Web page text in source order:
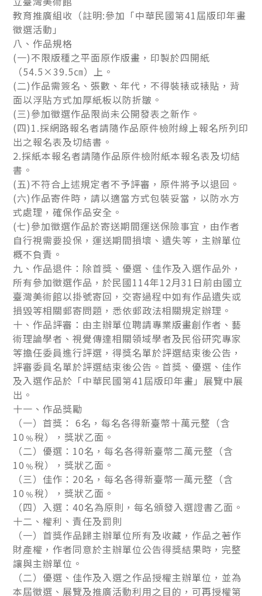
教育推廣組收（註明:參加「中華民國第41屆版印年畫
徵選活動」
八、作品規格
(一)不限版種之平面原作版畫，印製於四開紙
（54.5×39.5㎝）上。
(二)作品需簽名、張數、年代，不得裝裱或裱貼，背
面以浮貼方式加厚紙板以防折皺。
(三)參加徵選作品限尚未公開發表之新作。
(四)1.採網路報名者請隨作品原件檢附線上報名所列印
出之報名表及切結書。
2.採紙本報名者請隨作品原件檢附紙本報名表及切結
書。
(五)不符合上述規定者不予評審，原件將予以退回。
(六)作品寄件時，請以適當方式包裝妥當，以防水方
式處理，確保作品安全。
(七)參加徵選作品於寄送期間運送保險事宜，由作者
自行視需要投保，運送期間損壞、遺失等，主辦單位
概不負責。
九、作品退件：除首獎、優選、佳作及入選作品外，
所有參加徵選作品，於民國114年12月31日前由國立
臺灣美術館以掛號寄回，交寄過程中如有作品遺失或
損毀等相關郵寄問題，悉依郵政法相關規定辦理。
十、作品評審：由主辦單位聘請專業版畫創作者、藝
術理論學者、視覺傳達相關領域學者及民俗研究專家
等擔任委員進行評選，得獎名單於評選結束後公告，
評審委員名單於評選結束後公告。首獎、優選、佳作
及入選作品於「中華民國第41屆版印年畫」展覽中展
出。
十一、作品獎勵
（一）首獎： 6名，每名各得新臺幣十萬元整（含
10﹪稅），獎狀乙面。
（二）優選：10名，每名各得新臺幣二萬元整（含
10﹪稅），獎狀乙面。
（三）佳作：20名，每名各得新臺幣一萬元整（含
10﹪稅），獎狀乙面。
（四）入選：40名為原則，每名頒發入選證書乙面。
十二、權利、責任及罰則
（一）首獎作品歸主辦單位所有及收藏，作品之著作
財產權，作者同意於主辦單位公告得獎結果時，完整
讓與主辦單位。
（二）優選、佳作及入選之作品授權主辦單位，並為
本屆徵選、展覽及推廣活動利用之目的，可再授權第